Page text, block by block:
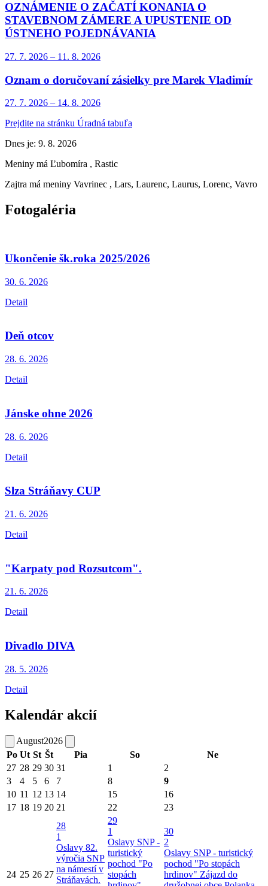
OZNÁMENIE O ZAČATÍ KONANIA O
STAVEBNOM ZÁMERE A UPUSTENIE OD
ÚSTNEHO POJEDNÁVANIA
27. 7. 2026 – 11. 8. 2026
Oznam o doručovaní zásielky pre Marek Vladimír
27. 7. 2026 – 14. 8. 2026
Prejdite na stránku Úradná tabuľa
Dnes je: 9. 8. 2026
Meniny má Ľubomíra , Rastic
Zajtra má meniny Vavrinec , Lars, Laurenc, Laurus, Lorenc, Vavro
Fotogaléria
Ukončenie šk.roka 2025/2026
30. 6. 2026
Detail
Deň otcov
28. 6. 2026
Detail
Jánske ohne 2026
28. 6. 2026
Detail
Slza Stráňavy CUP
21. 6. 2026
Detail
"Karpaty pod Rozsutcom".
21. 6. 2026
Detail
Divadlo DIVA
28. 5. 2026
Detail
Kalendár akcií
August2026
Po Ut St Št Pia So
Ne
27 28 29 30 31 1
2
3
4 5 6 7 8
9
10 11 12 13 14 15
16
17 18 19 20 21 22 23
24 25 26 27
28
1
Oslavy 82.
výročia SNP
na námestí v
Stráňavách.
29
1
Oslavy SNP -
turistický
pochod "Po
stopách
30
2
Oslavy SNP - turistický
pochod "Po stopách
hrdinov" Zájazd do